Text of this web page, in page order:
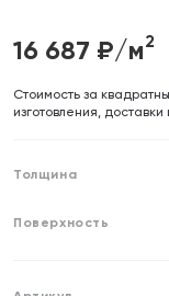
16 687 ₽/м2
Cтоимость за
изготовления,
Толщина
Поверхность